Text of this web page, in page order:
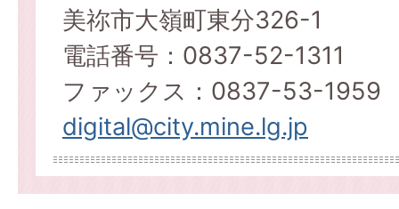
美祢市大嶺町東分326-1
電話番号：0837-52-1311
ファックス：0837-53-1959
digital@city.mine.lg.jp